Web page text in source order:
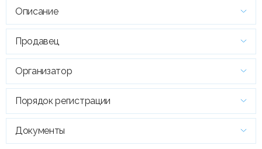
Описание
Продавец
Организатор
Порядок регистрации
Документы